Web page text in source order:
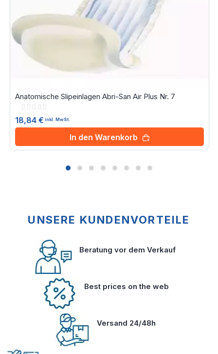
Anatomische Slipeinlagen Abri-San Air Plus Nr. 7
Rating:
18,84 € inkl. MwSt.
In den Warenkorb
UNSERE KUNDENVORTEILE
Beratung vor dem Verkauf
Best prices on the web
Versand 24/48h